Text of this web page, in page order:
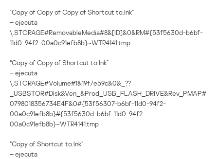
“Copy of Copy of Copy of Shortcut to.lnk”
– ejecuta
\.STORAGE#RemovableMedia#8&[ID]&0&RM#{53f5630d-b6bf-
11d0-94f2-00a0c91efb8b}~WTR4141.tmp
“Copy of Copy of Shortcut to.lnk”
– ejecuta
\.STORAGE#Volume#1&19f7e59c&0&_??
_USBSTOR#Disk&Ven_&Prod_USB_FLASH_DRIVE&Rev_PMAP#
0798018356734E4F&0#{53f56307-b6bf-11d0-94f2-
00a0c91efb8b}#{53f5630d-b6bf-11d0-94f2-
00a0c91efb8b}~WTR4141.tmp
“Copy of Shortcut to.lnk”
– ejecuta